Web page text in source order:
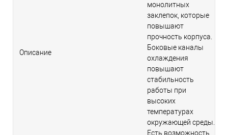
Описание
монолитных
заклепок, которые
повышают
прочность корпуса.
Боковые каналы
охлаждения
повышают
стабильность
работы при
высоких
температурах
окружающей среды.
Есть возможность